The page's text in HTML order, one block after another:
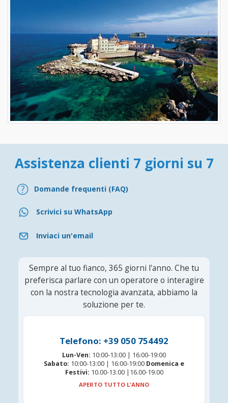
Assistenza clienti 7 giorni su 7
Domande frequenti (FAQ)
Scrivici su WhatsApp
Inviaci un'email
Sempre al tuo fianco, 365 giorni l'anno. Che tu
preferisca parlare con un operatore o interagire
con la nostra tecnologia avanzata, abbiamo la
soluzione per te.
Telefono: +39 050 754492
Lun-Ven: 10:00-13:00 | 16:00-19:00
Sabato: 10:00-13:00 | 16:00-19:00 Domenica e
Festivi: 10.00-13.00 |16.00-19.00
APERTO TUTTO L'ANNO